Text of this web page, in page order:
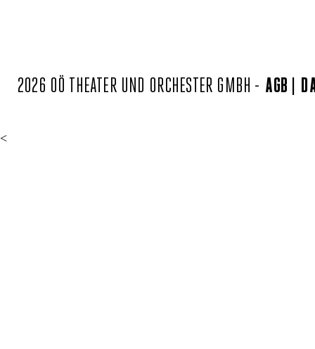
2026 OÖ THEATER UND ORCHESTER GMBH - AGB
<